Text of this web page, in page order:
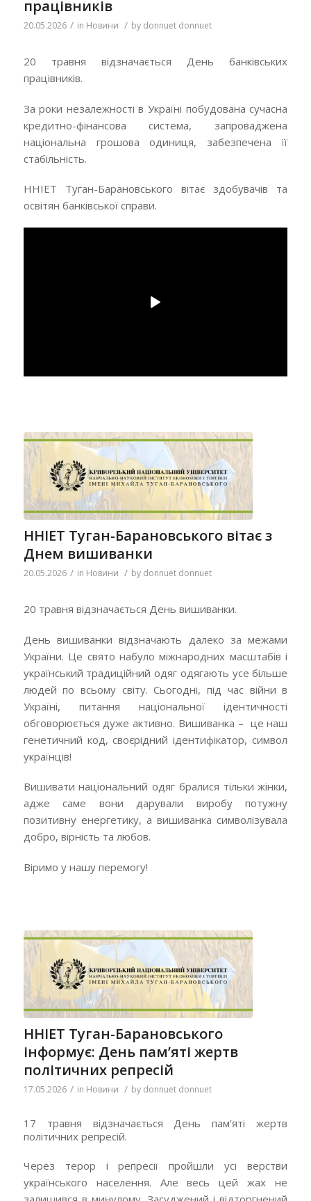
працівників
20.05.2026 / in Новини / by donnuet donnuet
20 травня відзначається День банківських
працівників.
За роки незалежності в Україні побудована сучасна
кредитно-фінансова система, запроваджена
національна грошова одиниця, забезпечена її
стабільність.
ННІЕТ Туган-Барановського вітає здобувачів та
освітян банківської справи.
ННІЕТ Туган-Барановського вітає з
Днем вишиванки
20.05.2026 / in Новини / by donnuet donnuet
20 травня відзначається День вишиванки.
День вишиванки відзначають далеко за межами
України. Це свято набуло міжнародних масштабів і
український традиційний одяг одягають усе більше
людей по всьому світу. Сьогодні, під час війни в
Україні, питання національної ідентичності
обговорюється дуже активно. Вишиванка – це наш
генетичний код, своєрідний ідентифікатор, символ
українців!
Вишивати національний одяг бралися тільки жінки,
адже саме вони дарували виробу потужну
позитивну енергетику, а вишиванка символізувала
добро, вірність та любов.
Віримо у нашу перемогу!
ННІЕТ Туган-Барановського
інформує: День пам’яті жертв
політичних репресій
17.05.2026 / in Новини / by donnuet donnuet
17 травня відзначається День пам’яті жертв
політичних репресій.
Через терор і репресії пройшли усі верстви
українського населення. Але весь цей жах не